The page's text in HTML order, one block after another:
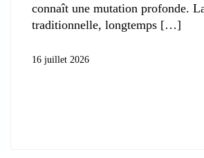
connaît une mutation profonde.
traditionnelle, longtemps
16 juillet 2026